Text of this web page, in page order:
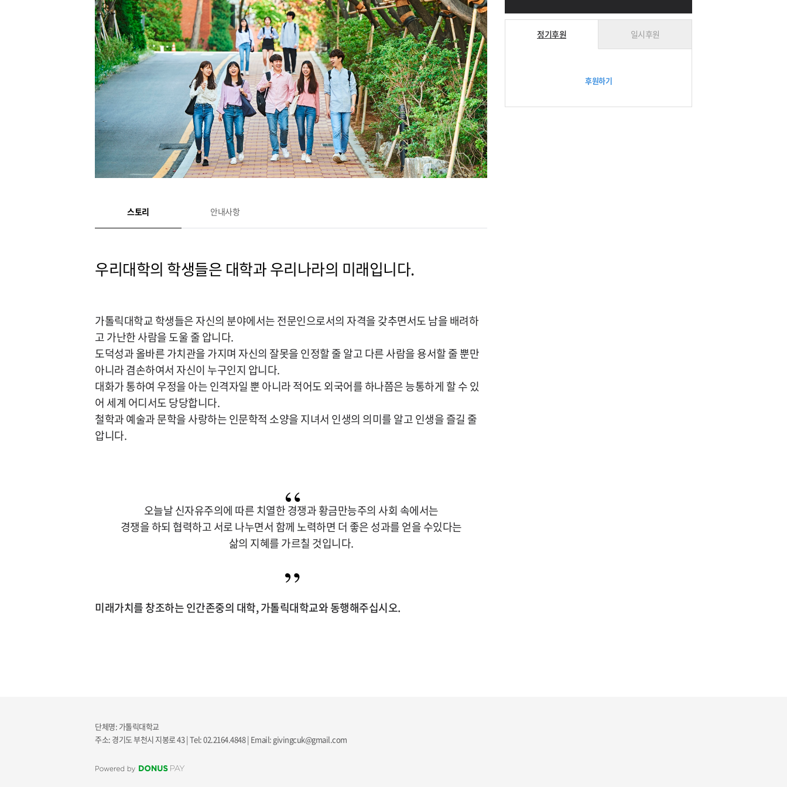
정기후원 일시후원
후원하기
스토리 안내사항
우리대학의 학생들은 대학과 우리나라의 미래입니다.
가톨릭대학교 학생들은 자신의 분야에서는 전문인으로서의 자격을 갖추면서도 남을 배려하
고 가난한 사람을 도울 줄 압니다.
도덕성과 올바른 가치관을 가지며 자신의 잘못을 인정할 줄 알고 다른 사람을 용서할 줄 뿐만
아니라 겸손하여서 자신이 누구인지 압니다.
대화가 통하여 우정을 아는 인격자일 뿐 아니라 적어도 외국어를 하나쯤은 능통하게 할 수 있
어 세계 어디서도 당당합니다.
철학과 예술과 문학을 사랑하는 인문학적 소양을 지녀서 인생의 의미를 알고 인생을 즐길 줄
압니다.
오늘날 신자유주의에 따른 치열한 경쟁과 황금만능주의 사회 속에서는
경쟁을 하되 협력하고 서로 나누면서 함께 노력하면 더 좋은 성과를 얻을 수있다는
삶의 지혜를 가르칠 것입니다.
미래가치를 창조하는 인간존중의 대학, 가톨릭대학교와 동행해주십시오.
단체명: 가톨릭대학교
주소: 경기도 부천시 지봉로 43 | Tel: 02.2164.4848 | Email: givingcuk@gmail.com